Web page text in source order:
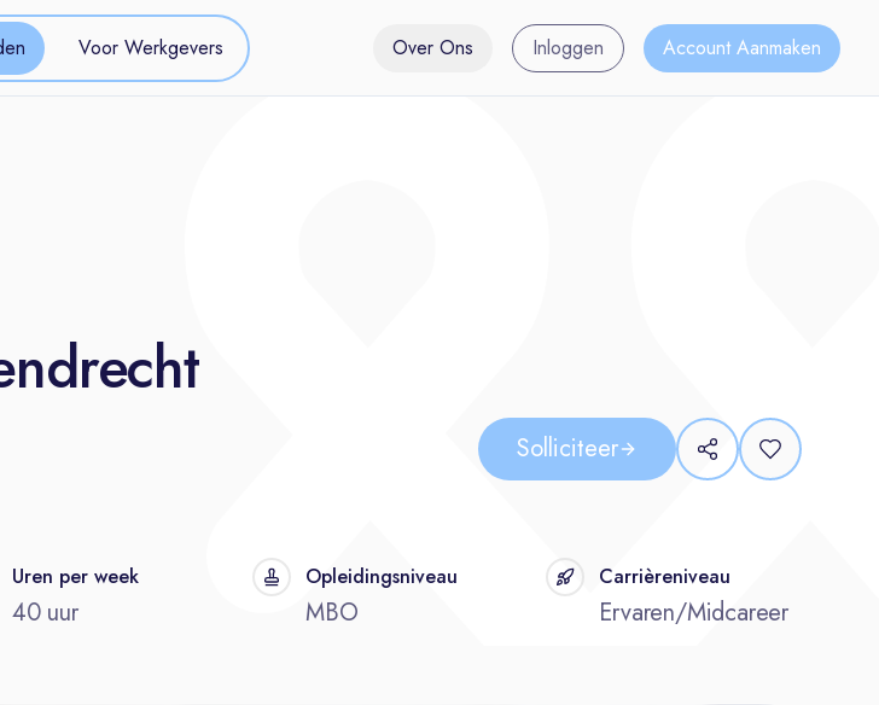
Voor Werkgevers Over Ons Inloggen Account Aanmaken
Solliciteer
Uren per week
40 uur
Opleidingsniveau
MBO
Carrièreniveau
Ervaren/Midcareer